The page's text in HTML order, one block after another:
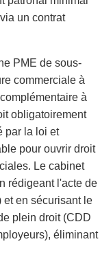
un contrat
PME de sous-
commerciale à
à
obligatoirement
par la loi et
pour ouvrir droit
Le cabinet
rédigeant l'acte de
en sécurisant le
plein droit (CDD
éliminant